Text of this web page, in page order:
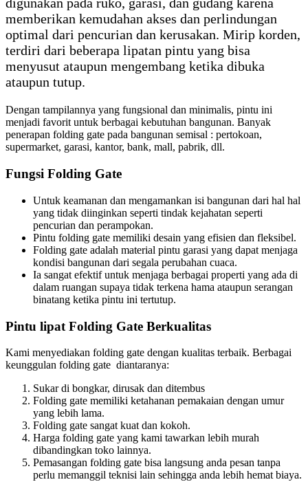
digunakan pada ruko, garasi, dan gudang karena
memberikan kemudahan akses dan perlindungan
optimal dari pencurian dan kerusakan. Mirip korden,
terdiri dari beberapa lipatan pintu yang bisa
menyusut ataupun mengembang ketika dibuka
ataupun tutup.
Dengan tampilannya yang fungsional dan minimalis, pintu ini
menjadi favorit untuk berbagai kebutuhan bangunan. Banyak
penerapan folding gate pada bangunan semisal : pertokoan,
supermarket, garasi, kantor, bank, mall, pabrik, dll.
Fungsi Folding Gate
Untuk keamanan dan mengamankan isi bangunan dari hal hal
yang tidak diinginkan seperti tindak kejahatan seperti
pencurian dan perampokan.
Pintu folding gate memiliki desain yang efisien dan fleksibel.
Folding gate adalah material pintu garasi yang dapat menjaga
kondisi bangunan dari segala perubahan cuaca.
Ia sangat efektif untuk menjaga berbagai properti yang ada di
dalam ruangan supaya tidak terkena hama ataupun serangan
binatang ketika pintu ini tertutup.
Pintu lipat Folding Gate Berkualitas
Kami menyediakan folding gate dengan kualitas terbaik. Berbagai
keunggulan folding gate diantaranya:
Sukar di bongkar, dirusak dan ditembus
Folding gate memiliki ketahanan pemakaian dengan umur
yang lebih lama.
Folding gate sangat kuat dan kokoh.
Harga folding gate yang kami tawarkan lebih murah
dibandingkan toko lainnya.
Pemasangan folding gate bisa langsung anda pesan tanpa
perlu memanggil teknisi lain sehingga anda lebih hemat biaya.